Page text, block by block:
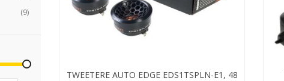
TWEETERE AUTO EDGE EDS1TSPLN-E1, 48
9articole